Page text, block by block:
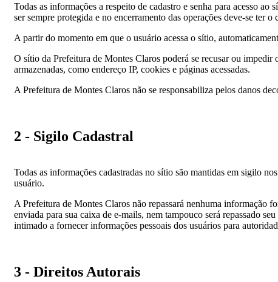
Todas as informações a respeito de cadastro e senha para acesso
ser sempre protegida e no encerramento das operações deve-se ter o
A partir do momento em que o usuário acessa o sítio,
O sítio da Prefeitura de Montes Claros poderá se recusar ou impedir
armazenadas, como endereço IP, cookies e páginas acessadas.
A Prefeitura de Montes Claros não se responsabiliza pelos danos
2 - Sigilo Cadastral
Todas as informações cadastradas no sítio são mantidas em sigilo
usuário.
A Prefeitura de Montes Claros não repassará nenhuma informação
enviada para sua caixa de e-mails, nem tampouco será repassado
intimado a fornecer informações pessoais dos usuários para
3 - Direitos Autorais